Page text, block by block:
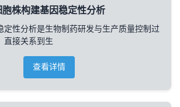
胞株构建基因稳定性分析
定性分析是生物制药研发与生产质量控制过
直接关系到生
查看详情